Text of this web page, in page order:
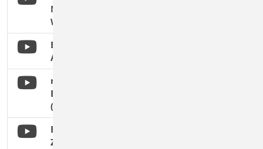
Mauerwerksnachweise in der mb
WorkSuite (Level A)
BauStatik 2024: Mauerwerksnachweise für
Aussteifungswände
mbinar #23-11 - MicroFe:
Erdbebennachweise im Mauerwerksbau
(Level B)
BauStatik 2020 - Mauerwerk nach
Zulassung